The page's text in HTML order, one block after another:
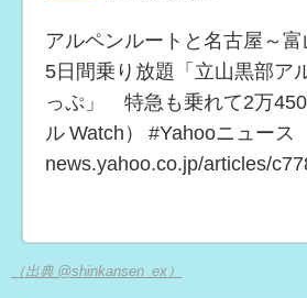
アルペンルートと名古屋～
5日間乗り放題「立山黒部ア
っぷ」 特急も乗れて2万
ル Watch） #Yahooニュース
news.yahoo.co.jp/articles/
（出典 @shinkansen_ex）